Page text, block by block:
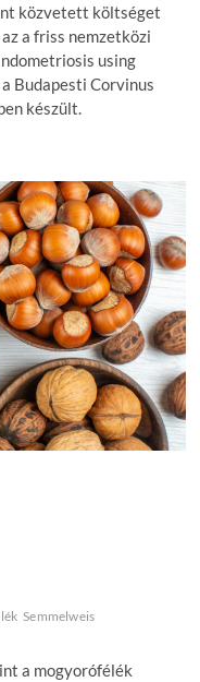
közvetett költséget
a friss nemzetközi
using
Budapesti Corvinus
készült.
Semmelweis
a mogyorófélék